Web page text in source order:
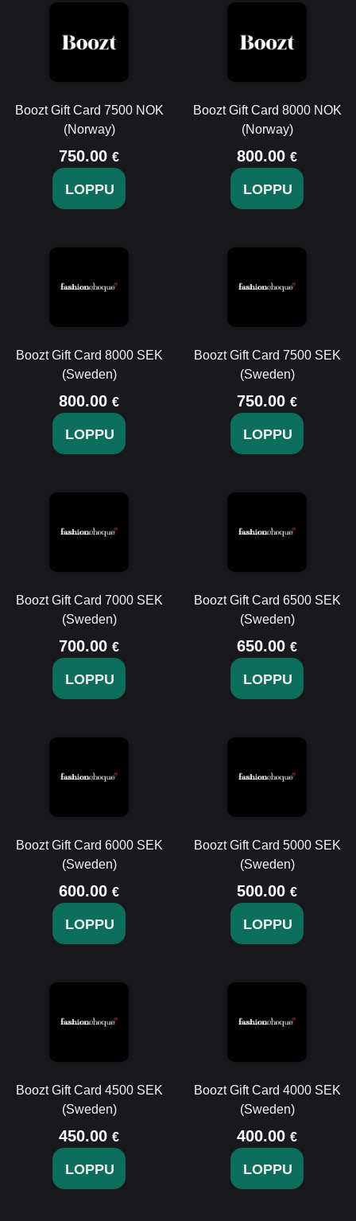
Boozt Gift Card 7500 NOK
(Norway)
750.00 €
LOPPU
Boozt Gift Card 8000 NOK
(Norway)
800.00 €
LOPPU
Boozt Gift Card 8000 SEK
(Sweden)
800.00 €
LOPPU
Boozt Gift Card 7500 SEK
(Sweden)
750.00 €
LOPPU
Boozt Gift Card 7000 SEK
(Sweden)
700.00 €
LOPPU
Boozt Gift Card 6500 SEK
(Sweden)
650.00 €
LOPPU
Boozt Gift Card 6000 SEK
(Sweden)
600.00 €
LOPPU
Boozt Gift Card 5000 SEK
(Sweden)
500.00 €
LOPPU
Boozt Gift Card 4500 SEK
(Sweden)
450.00 €
LOPPU
Boozt Gift Card 4000 SEK
(Sweden)
400.00 €
LOPPU